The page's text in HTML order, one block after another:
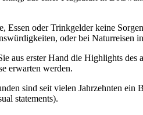
oder Trinkgelder keine
oder bei Naturreisen
erster Hand die Highlights des
erwarten werden.
sind seit vielen Jahrzehnten ein
statements).